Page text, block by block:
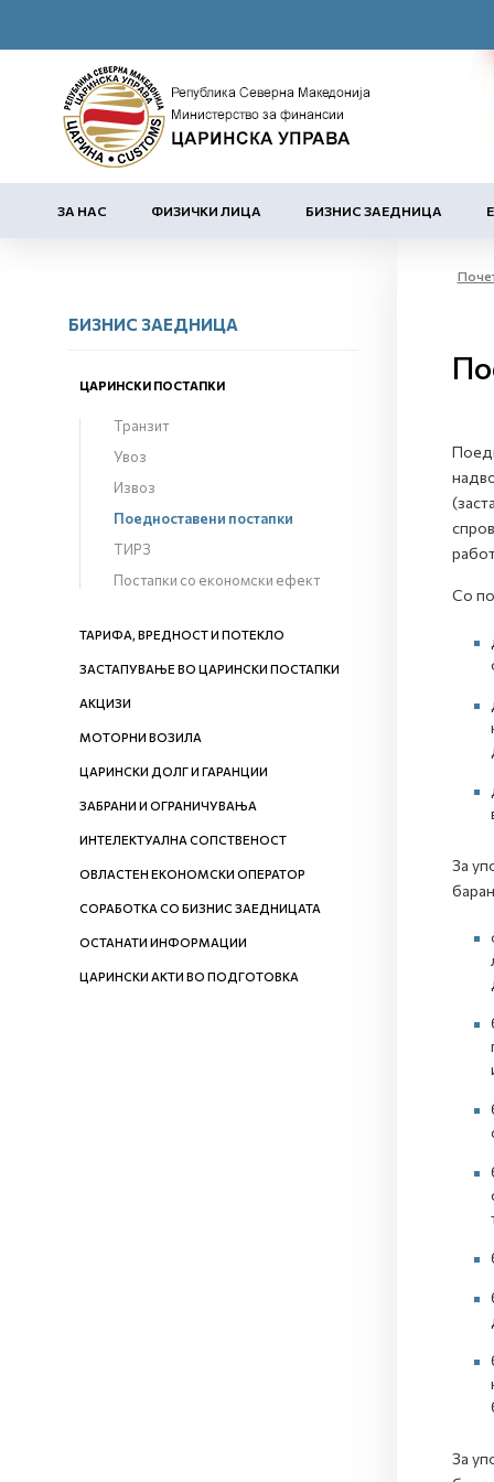
ЗА НАС ФИЗИЧКИ ЛИЦА БИЗНИС ЗАЕДНИЦА
БИЗНИС ЗАЕДНИЦА
ЦАРИНСКИ ПОСТАПКИ
Транзит
Увоз
Извоз
Поедноставени постапки
ТИРЗ
Постапки со економски ефект
ТАРИФА, ВРЕДНОСТ И ПОТЕКЛО
ЗАСТАПУВАЊЕ ВО ЦАРИНСКИ ПОСТАПКИ
АКЦИЗИ
МОТОРНИ ВОЗИЛА
ЦАРИНСКИ ДОЛГ И ГАРАНЦИИ
ЗАБРАНИ И ОГРАНИЧУВАЊА
ИНТЕЛЕКТУАЛНА СОПСТВЕНОСТ
ОВЛАСТЕН ЕКОНОМСКИ ОПЕРАТОР
СОРАБОТКА СО БИЗНИС ЗАЕДНИЦАТА
ОСТАНАТИ ИНФОРМАЦИИ
ЦАРИНСКИ АКТИ ВО ПОДГОТОВКА
Со
За
За